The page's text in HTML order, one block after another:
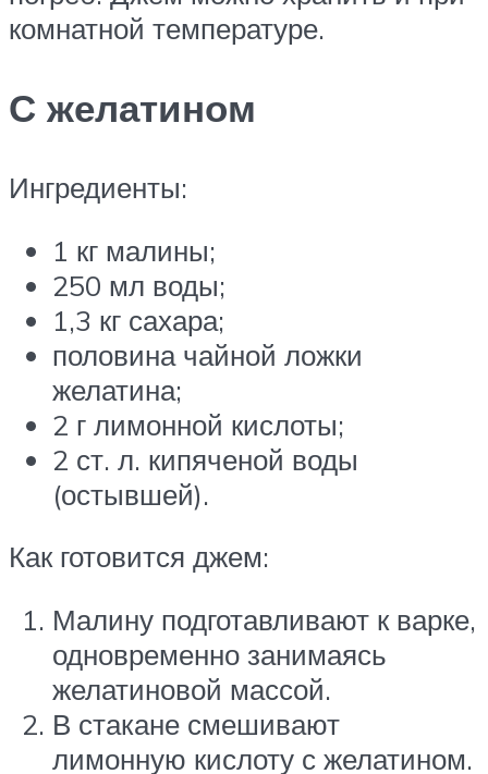
комнатной температуре.
С желатином
Ингредиенты:
1 кг малины;
250 мл воды;
1,3 кг сахара;
половина чайной ложки
желатина;
2 г лимонной кислоты;
2 ст. л. кипяченой воды
(остывшей).
Как готовится джем:
Малину подготавливают к варке,
одновременно занимаясь
желатиновой массой.
В стакане смешивают
лимонную кислоту с желатином.